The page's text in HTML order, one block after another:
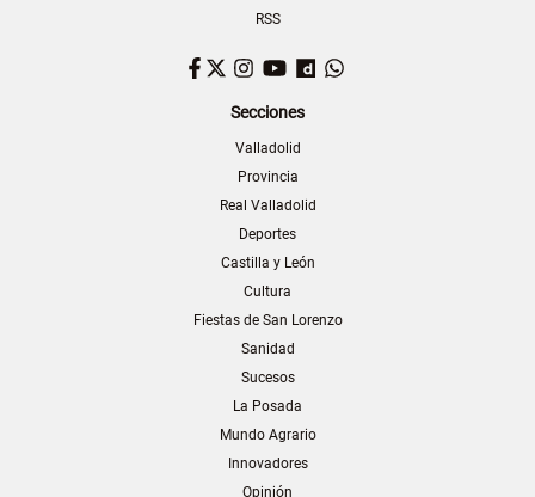
RSS
Facebook
TwitterInstagram
YouTubeDailymotion
Secciones
Valladolid
Provincia
Real Valladolid
Deportes
Castilla y León
Cultura
Fiestas de San Lorenzo
Sanidad
Sucesos
La Posada
Mundo Agrario
Innovadores
Opinión